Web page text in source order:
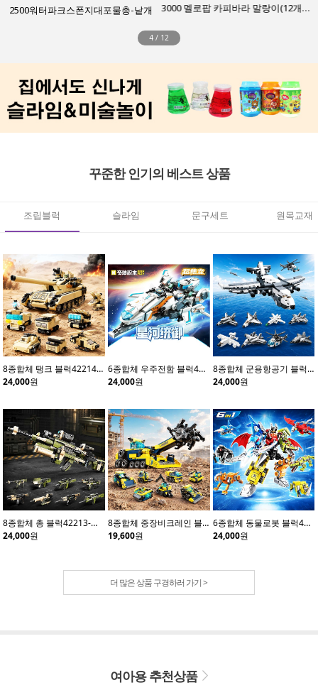
3000 멜로팝 카피바라 말랑이(12개입)-갈색박스 130회꽝없는뽑기판세트(뽑기판+선물)-48
5/ 12
꾸준한 인기의 베스트 상품
조립블럭 슬라임 문구세트 원목교재
8종합체 탱크 블럭42214(8개입)
24,000원
6종합체 우주전함 블럭41113(6개입)
24,000원
8종합체 군용항공기 블럭42212(8개입)
24,000원
8종합체 총 블럭42213-카키(8개입)
24,000원
8종합체 중장비크레인 블럭42210(8개입)
19,600원
6종합체 동물로봇 블럭41114(6개입)
24,000원
더 많은 상품 구경하러 가기 >
여아용 추천상품